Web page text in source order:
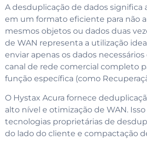
A desduplicação de dados significa
em um formato eficiente para não
mesmos objetos ou dados duas
de WAN representa a utilização
enviar apenas os dados necessários
canal de rede comercial completo
função específica (como
O Hystax Acura fornece
alto nível e otimização de WAN.
tecnologias proprietárias de
do lado do cliente e compactação